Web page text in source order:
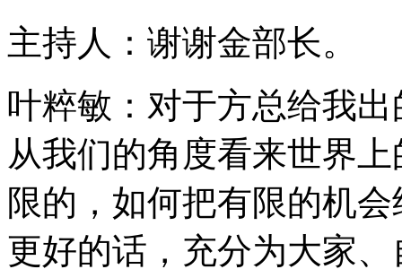
主持人：谢谢金部长。
叶粹敏：对于方总给我
从我们的角度看来世界
限的，如何把有限的机
更好的话，充分为大家